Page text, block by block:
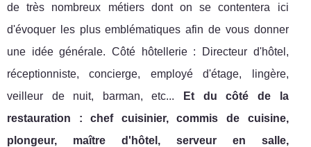
de très nombreux métiers dont on se contentera ici
d'évoquer les plus emblématiques afin de vous donner
une idée générale. Côté hôtellerie : Directeur d'hôtel,
réceptionniste, concierge, employé d'étage, lingère,
veilleur de nuit, barman, etc...
Et du côté de la
restauration : chef cuisinier, commis de cuisine,
plongeur, maître d'hôtel, serveur en salle,